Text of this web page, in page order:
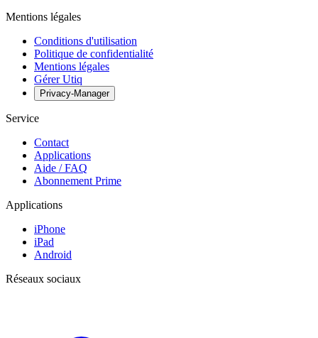
Mentions légales
Conditions d'utilisation
Politique de confidentialité
Mentions légales
Gérer Utiq
Privacy-Manager
Service
Contact
Applications
Aide / FAQ
Abonnement Prime
Applications
iPhone
iPad
Android
Réseaux sociaux